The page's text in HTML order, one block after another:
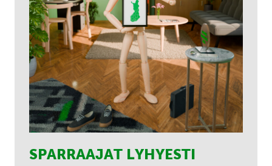
SPARRAAJAT LYHYESTI